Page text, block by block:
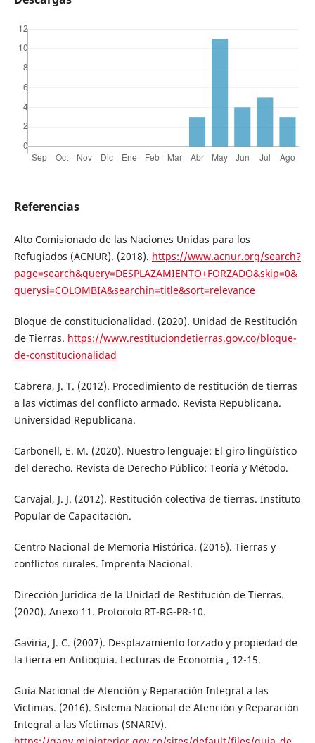
Referencias
Alto Comisionado de las Naciones Unidas para los
Refugiados (ACNUR). (2018). https://www.acnur.org/search?
page=search&query=DESPLAZAMIENTO+FORZADO&skip=0&
querysi=COLOMBIA&searchin=title&sort=relevance
Bloque de constitucionalidad. (2020). Unidad de Restitución
de Tierras. https://www.restituciondetierras.gov.co/bloque-
de-constitucionalidad
Cabrera, J. T. (2012). Procedimiento de restitución de tierras
a las víctimas del conflicto armado. Revista Republicana.
Universidad Republicana.
Carbonell, E. M. (2020). Nuestro lenguaje: El giro lingüístico
del derecho. Revista de Derecho Público: Teoría y Método.
Carvajal, J. J. (2012). Restitución colectiva de tierras. Instituto
Popular de Capacitación.
Centro Nacional de Memoria Histórica. (2016). Tierras y
conflictos rurales. Imprenta Nacional.
Dirección Jurídica de la Unidad de Restitución de Tierras.
(2020). Anexo 11. Protocolo RT-RG-PR-10.
Gaviria, J. C. (2007). Desplazamiento forzado y propiedad de
la tierra en Antioquia. Lecturas de Economía , 12-15.
Guía Nacional de Atención y Reparación Integral a las
Víctimas. (2016). Sistema Nacional de Atención y Reparación
Integral a las Víctimas (SNARIV).